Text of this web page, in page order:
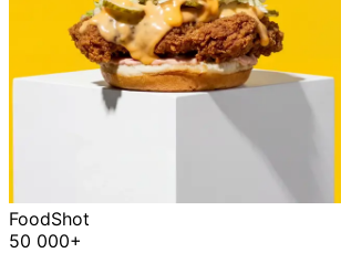
FoodShot
50 000+